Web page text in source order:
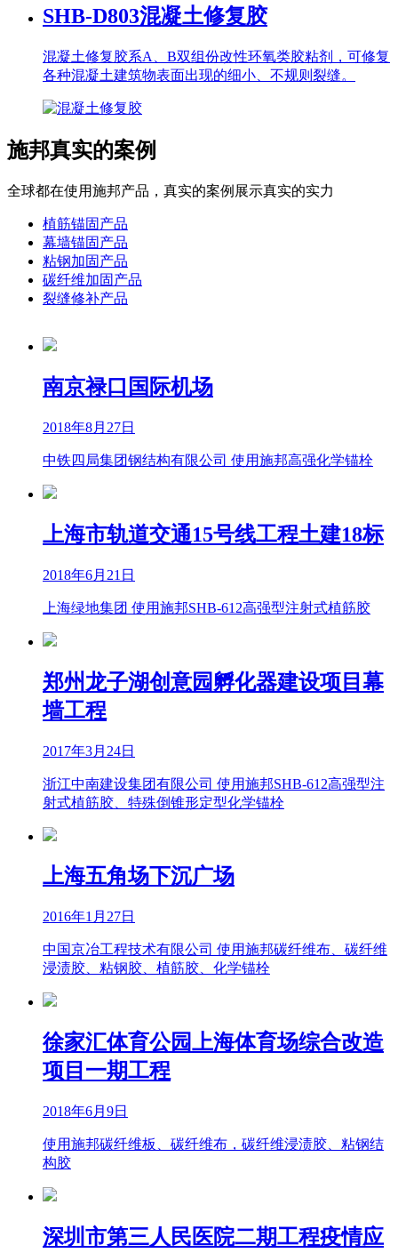
SHB-D803混凝土修复胶
混凝土修复胶系A、B双组份改性环氧类胶粘剂，可修复
各种混凝土建筑物表面出现的细小、不规则裂缝。
施邦真实的案例
全球都在使用施邦产品，真实的案例展示真实的实力
植筋锚固产品
幕墙锚固产品
粘钢加固产品
碳纤维加固产品
裂缝修补产品
南京禄口国际机场
2018年8月27日
中铁四局集团钢结构有限公司 使用施邦高强化学锚栓
上海市轨道交通15号线工程土建18标
2018年6月21日
上海绿地集团 使用施邦SHB-612高强型注射式植筋胶
郑州龙子湖创意园孵化器建设项目幕
墙工程
2017年3月24日
浙江中南建设集团有限公司 使用施邦SHB-612高强型注
射式植筋胶、特殊倒锥形定型化学锚栓
上海五角场下沉广场
2016年1月27日
中国京冶工程技术有限公司 使用施邦碳纤维布、碳纤维
浸渍胶、粘钢胶、植筋胶、化学锚栓
徐家汇体育公园上海体育场综合改造
项目一期工程
2018年6月9日
使用施邦碳纤维板、碳纤维布，碳纤维浸渍胶、粘钢结
构胶
深圳市第三人民医院二期工程疫情应